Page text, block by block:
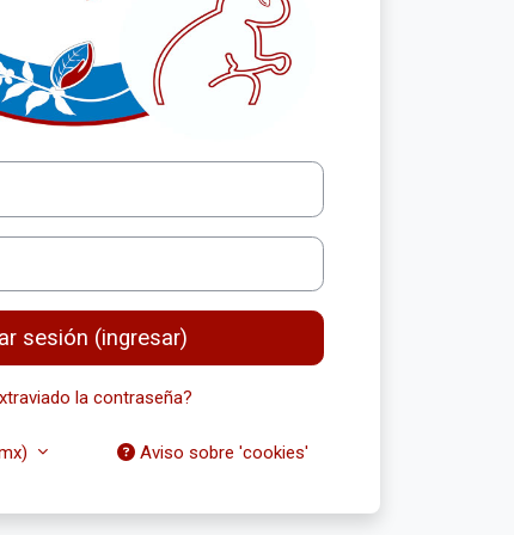
sesión (ingresar)
la contraseña?
Aviso sobre 'cookies'